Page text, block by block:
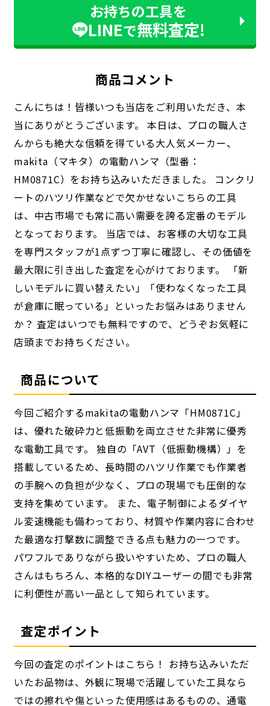
お持ちの工具を
LINEで無料査定!
商品コメント
こんにちは！皆様いつも当店をご利用いただき、本
当にありがとうございます。 本日は、プロの職人さ
んからも絶大な信頼を得ている大人気メーカー、
makita（マキタ）の電動ハンマ（型番：
HM0871C）をお持ち込みいただきました。 コンクリ
ートのハツリ作業などで欠かせないこちらの工具
は、中古市場でも常に高い需要を誇る定番のモデル
となっております。 当店では、お客様の大切な工具
を専門スタッフが1点ずつ丁寧に確認し、その価値を
最大限に引き出した査定を心がけております。 「新
しいモデルに買い替えたい」「使わなくなった工具
が倉庫に眠っている」といったお悩みはありません
か？ 査定はいつでも無料ですので、どうぞお気軽に
店頭までお持ちください。
商品について
今回ご紹介するmakitaの電動ハンマ「HM0871C」
は、優れた破砕力と低振動を両立させた非常に優秀
な電動工具です。 独自の「AVT（低振動機構）」を
搭載しているため、長時間のハツリ作業でも作業者
の手腕への負担が少なく、プロの現場でも圧倒的な
支持を集めています。 また、電子制御によるダイヤ
ル変速機能も備わっており、材質や作業内容に合わせ
た最適な打撃数に調整できる点も魅力の一つです。
パワフルでありながら扱いやすいため、プロの職人
さんはもちろん、本格的なDIYユーザーの間でも非常
に利便性が高い一品として知られています。
査定ポイント
今回の査定のポイントはこちら！ お持ち込みいただ
いたお品物は、外観に現場で活躍していた工具なら
ではの擦れや傷といった使用感はあるものの、通電